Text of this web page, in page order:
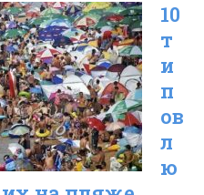
воды
можно
купаться
в
море
10
т
и
п
ов
л
ю